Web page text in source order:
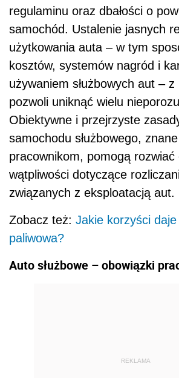
regulaminu oraz dbałości o
samochód. Ustalenie jasnych
użytkowania auta – w tym
kosztów, systemów nagród i
używaniem służbowych aut –
pozwoli uniknąć wielu
Obiektywne i przejrzyste
samochodu służbowego,
pracownikom, pomogą rozwiać
wątpliwości dotyczące
związanych z eksploatacją aut.
Zobacz też: Jakie korzyści
paliwowa?
Auto służbowe – obowiązki
REKLAMA